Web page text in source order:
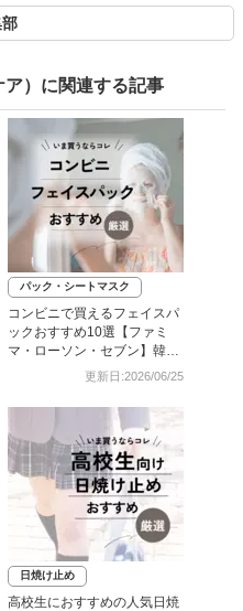
）に関連する記事
パック・シートマスク
コンビニで買えるフェイスパ
ックおすすめ10選【ファミ
マ・ローソン・セブン】韓国
シートマスクも更新日:2026/06/25
日焼け止め
高校生におすすめの人気日焼